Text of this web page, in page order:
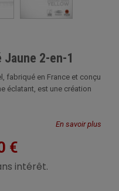
2-en-1
fabriqué en France et conçu
éclatant, est une création
En savoir plus
€